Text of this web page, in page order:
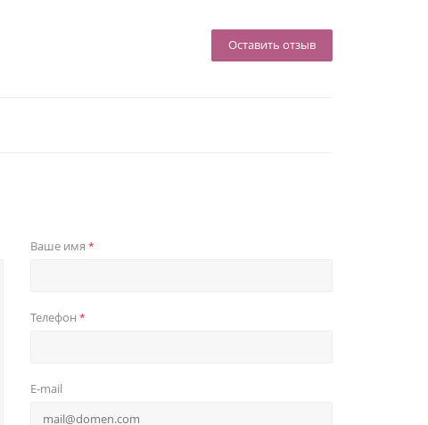
Оставить отзыв
Ваше имя*
Телефон*
E-mail